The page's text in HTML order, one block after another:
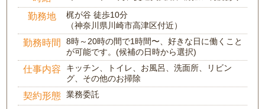
勤務地
梶が谷 徒歩10分
（神奈川県川崎市高津区付近）
勤務時間
8時～20時の間で1時間〜、好きな日に働くこと
が可能です。(候補の日時から選択)
仕事内容
キッチン、トイレ、お風呂、洗面所、リビン
グ、その他のお掃除
契約形態 業務委託